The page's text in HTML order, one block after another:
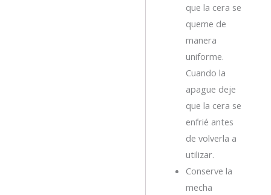
que la cera se
queme de
manera
uniforme.
Cuando la
apague deje
que la cera se
enfrié antes
de volverla a
utilizar.
Conserve la
mecha